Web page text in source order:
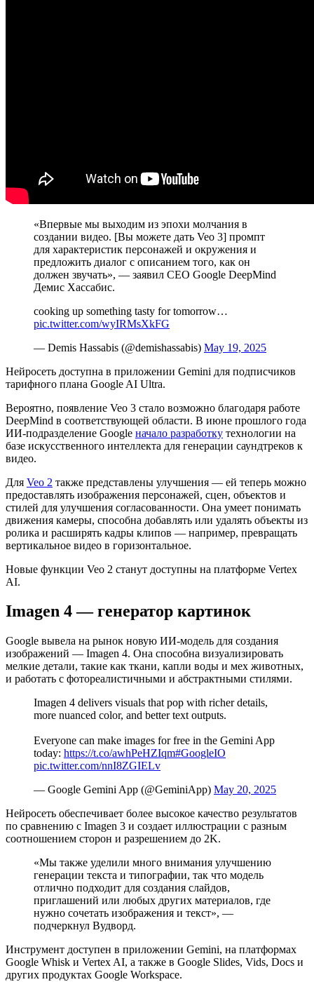
«Впервые мы выходим из эпохи молчания в
создании видео. [Вы можете дать Veo 3] промпт
для характеристик персонажей и окружения и
предложить диалог с описанием того, как он
должен звучать», — заявил CEO Google DeepMind
Демис Хассабис.
cooking up something tasty for tomorrow…
pic.twitter.com/wyIRMsXkFG
— Demis Hassabis (@demishassabis) May 19, 2025
Нейросеть доступна в приложении Gemini для подписчиков
тарифного плана Google AI Ultra.
Вероятно, появление Veo 3 стало возможно благодаря работе
DeepMind в соответствующей области. В июне прошлого года
ИИ-подразделение Google начало разработку технологии на
базе искусственного интеллекта для генерации саундтреков к
видео.
Для Veo 2 также представлены улучшения — ей теперь можно
предоставлять изображения персонажей, сцен, объектов и
стилей для улучшения согласованности. Она умеет понимать
движения камеры, способна добавлять или удалять объекты из
ролика и расширять кадры клипов — например, превращать
вертикальное видео в горизонтальное.
Новые функции Veo 2 станут доступны на платформе Vertex
AI.
Imagen 4 — генератор картинок
Google вывела на рынок новую ИИ-модель для создания
изображений — Imagen 4. Она способна визуализировать
мелкие детали, такие как ткани, капли воды и мех животных,
и работать с фотореалистичными и абстрактными стилями.
Imagen 4 delivers visuals that pop with richer details,
more nuanced color, and better text outputs.
Everyone can make images for free in the Gemini App
today: https://t.co/awhPeHZIqm#GoogleIO
pic.twitter.com/nnI8ZGIELv
— Google Gemini App (@GeminiApp) May 20, 2025
Нейросеть обеспечивает более высокое качество результатов
по сравнению с Imagen 3 и создает иллюстрации с разным
соотношением сторон и разрешением до 2K.
«Мы также уделили много внимания улучшению
генерации текста и типографии, так что модель
отлично подходит для создания слайдов,
приглашений или любых других материалов, где
нужно сочетать изображения и текст», —
подчеркнул Вудворд.
Инструмент доступен в приложении Gemini, на платформах
Google Whisk и Vertex AI, а также в Google Slides, Vids, Docs и
других продуктах Google Workspace.